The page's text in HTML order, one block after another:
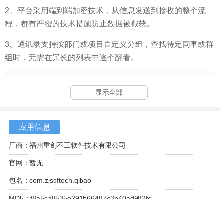
2、平台采用端到端加密技术，从信息发送到接收的整个流
程，都有严密的技术措施防止数据被截获。
3、通讯录支持按部门或项目自定义分组，查找特定同事或群
组时，无需在冗长的列表中逐个翻看。
显示全部
应用信息
厂商：福州重剑不工软件技术有限公司
官网：暂无
包名：com.zjsoftech.qlbao